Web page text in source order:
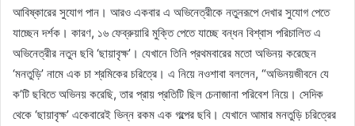
আবিষ্কারের সুযোগ পান। আরও একবার এ অভিনেত্রীকে নতুনরূপে দেখার সুযোগ পেতে
যাচ্ছেন দর্শক। কারণ, ১৬ ফেব্রুয়ারি মুক্তি পেতে যাচ্ছে বন্ধন বিশ্বাস পরিচালিত এ
অভিনেত্রীর নতুন ছবি ‘ছায়াবৃক্ষ’। যেখানে তিনি প্রথমবারের মতো অভিনয় করেছেন
‘মনতুড়ি’ নামে এক চা শ্রমিকের চরিত্রে। এ নিয়ে নওশাবা বললেন, “অভিনয়জীবনে যে
ক’টি ছবিতে অভিনয় করেছি, তার প্রায় প্রতিটি ছিল চেনাজানা পরিবেশ নিয়ে। সেদিক
থেকে ‘ছায়াবৃক্ষ’ একেবারেই ভিন্ন রকম এক গল্পের ছবি। যেখানে আমার মনতুড়ি চরিত্রের